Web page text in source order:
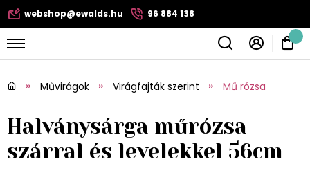
webshop@ewalds.hu 96 884 138
Művirágok Virágfajták szerint Mű rózsa
Halványsárga műrózsa
szárral és levelekkel 56cm